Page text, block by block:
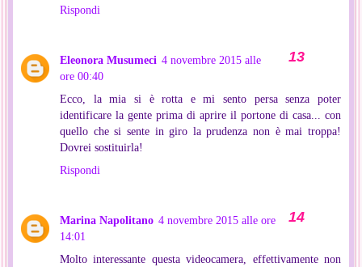
Rispondi
Eleonora Musumeci 4 novembre 2015 alle
ore 00:40
Ecco, la mia si è rotta e mi sento persa senza poter
identificare la gente prima di aprire il portone di casa... con
quello che si sente in giro la prudenza non è mai troppa!
Dovrei sostituirla!
Rispondi
Marina Napolitano 4 novembre 2015 alle ore
14:01
Molto interessante questa videocamera, effettivamente non